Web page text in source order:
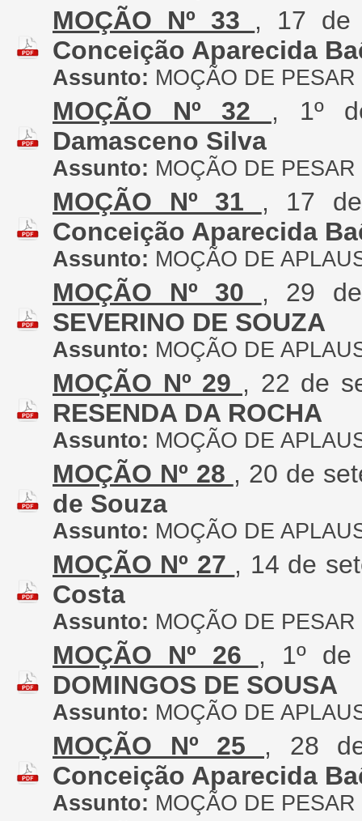
MOÇÃO Nº 33 , 17 de
Conceição Aparecida
Assunto: MOÇÃO DE PESAR
MOÇÃO Nº 32 , 1º
Damasceno Silva
Assunto: MOÇÃO DE PESAR
MOÇÃO Nº 31 , 17
Conceição Aparecida
Assunto: MOÇÃO DE
MOÇÃO Nº 30 , 29
SEVERINO DE SOUZA
Assunto: MOÇÃO DE
MOÇÃO Nº 29 , 22 de
RESENDA DA ROCHA
Assunto: MOÇÃO DE
MOÇÃO Nº 28 , 20 de
de Souza
Assunto: MOÇÃO DE
MOÇÃO Nº 27 , 14 de
Costa
Assunto: MOÇÃO DE PESAR
MOÇÃO Nº 26 , 1º
DOMINGOS DE SOUSA
Assunto: MOÇÃO DE
MOÇÃO Nº 25 , 28
Conceição Aparecida
Assunto: MOÇÃO DE PESAR